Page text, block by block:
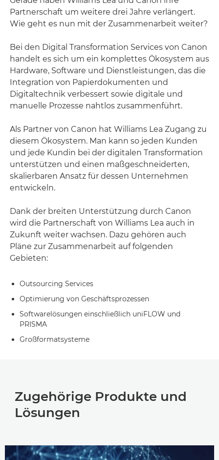
Partnerschaft um weitere drei Jahre verlängert.
Wie geht es nun mit der Zusammenarbeit weiter?
Bei den Digital Transformation Services von Canon
handelt es sich um ein komplettes Ökosystem aus
Hardware, Software und Dienstleistungen, das die
Integration von Papierdokumenten und
Digitaltechnik verbessert sowie digitale und
manuelle Prozesse nahtlos zusammenführt.
Als Partner von Canon hat Williams Lea Zugang zu
diesem Ökosystem. Man kann so jeden Kunden
und jede Kundin bei der digitalen Transformation
unterstützen und einen maßgeschneiderten,
skalierbaren Ansatz für dessen Unternehmen
entwickeln.
Dank der breiten Unterstützung durch Canon
wird die Partnerschaft von Williams Lea auch in
Zukunft weiter wachsen. Dazu gehören auch
Pläne zur Zusammenarbeit auf folgenden
Gebieten:
Outsourcing Services
Optimierung von Geschäftsprozessen
Softwarelösungen einschließlich uniFLOW und
PRISMA
Großformatsysteme
Zugehörige Produkte und
Lösungen